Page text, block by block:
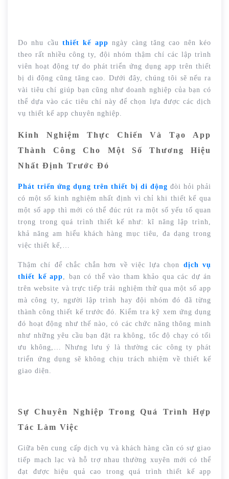
Do nhu cầuthiết kế app ngày càng tăng cao nên kéo
theo rất nhiều công ty, đội nhóm thậm chí các lập trình
viên hoạt động tự do phát triển ứng dụng app trên thiết
bị di động cũng tăng cao. Dưới đây, chúng tôi sẽ nếu ra
vài tiêu chí giúp bạn cũng như doanh nghiệp của bạn có
thể dựa vào các tiêu chí này để chọn lựa được các dịch
vụ thiết kế app chuyên nghiệp.
Kinh Nghiệm Thực Chiến Và Tạo App
Thành Công Cho Một Số Thương Hiệu
Nhất Định Trước Đó
Phát triển ứng dụng trên thiết bị di động đòi hỏi phải
có một số kinh nghiệm nhất định vì chỉ khi thiết kế qua
một số app thì mới có thể đúc rút ra một số yếu tố quan
trọng trong quá trình thiết kế như: kĩ năng lập trình,
khả năng am hiểu khách hàng mục tiêu, đa dạng trong
việc thiết kế,…
Thậm chí để chắc chắn hơn về việc lựa chọn dịch vụ
thiết kế app, bạn có thể vào tham khảo qua các dự án
trên website và trực tiếp trải nghiệm thử qua một số app
mà công ty, người lập trình hay đội nhóm đó đã từng
thành công thiết kế trước đó. Kiểm tra kỹ xem ứng dụng
đó hoạt động như thế nào, có các chức năng thông minh
như những yêu cầu bạn đặt ra không, tốc độ chạy có tối
ưu không,… Nhưng lưu ý là thường các công ty phát
triển ứng dụng sẽ không chịu trách nhiệm về thiết kế
giao diện.
Sự Chuyên Nghiệp Trong Quá Trình Hợp
Tác Làm Việc
Giữa bên cung cấp dịch vụ và khách hàng cần có sự giao
tiếp mạch lạc và hỗ trợ nhau thường xuyên mới có thể
đạt được hiệu quả cao trong quá trình thiết kế app